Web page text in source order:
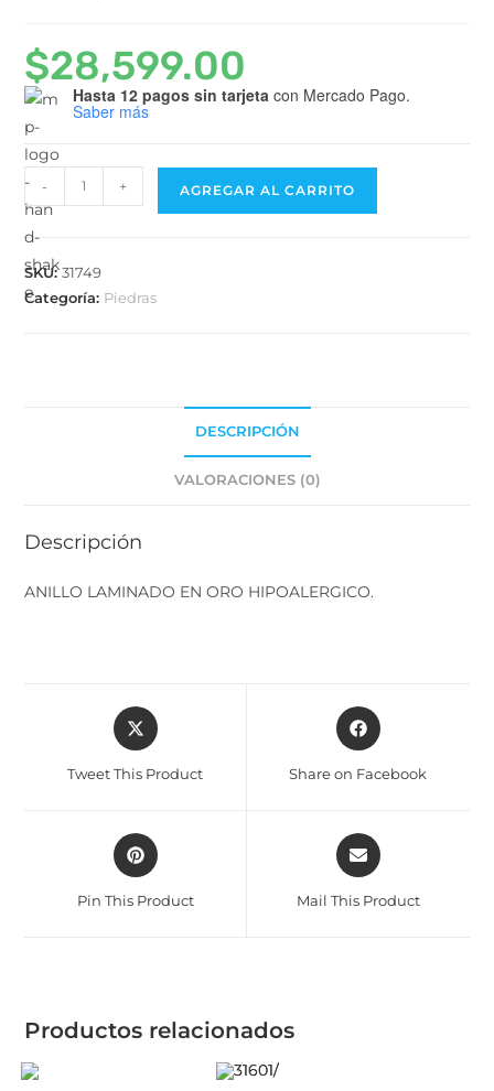
$28,599.00
Hasta 12 pagos sin tarjeta con Mercado Pago.
Saber más
- + AGREGAR AL CARRITO
SKU:31749
Categoría: Piedras
DESCRIPCIÓN
VALORACIONES (0)
Descripción
ANILLO LAMINADO EN ORO HIPOALERGICO.
Tweet This Product Share on Facebook
Pin This Product Mail This Product
Productos relacionados